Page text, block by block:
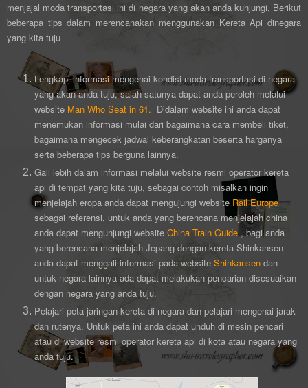
menjajal moda transportasi ini di negara yang akan anda kunjungi, Berikut
beberapa tips dalam merencanakan menggunakan Kereta Api dinegara
yang kita tuju
Lengkapi informasi mengenai kondisi moda transportasi di negara
yang akan anda tuju, salah satunya dapat anda peroleh melalui
website Man Who Seat in 61. Didalam website ini anda dapat
menemukan informasi mulai dari bagaimana cara membeli tiket,
bagaimana mengecek jadwal keberangkatan beserta harganya
serta beberapa tips berguna lainnya.
Gali lebih dalam informasi melalui website resmi operator kereta
api di tempat yang kita tuju, sebagai contoh misalkan ingin
menjelajah eropa anda dapat mengujungi website Rail Europe
sebagai referensi, untuk anda yang berencana menjelajah china
anda dapat mengunjungi website China Train Guide, bagi anda
yang berencana menjelajah Jepang dengan kereta Shinkansen
anda dapat menggali informasi pada website Shinkansen dan
untuk negara lainnya ada dapat melakukan pencarian disesuaikan
dengan negara yang anda tuju.
Pelajari peta jaringan kereta di negara dan pelajari mengenai jarak
dan rutenya. Untuk peta ini anda dapat unduh di mesin pencari
atau di website resmi operator kereta api di kota atau negara yang
anda tuju.